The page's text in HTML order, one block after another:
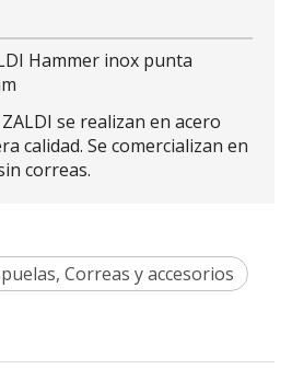
Hammer inox punta
se realizan en acero
calidad. Se comercializan en
correas.
Correas y accesorios